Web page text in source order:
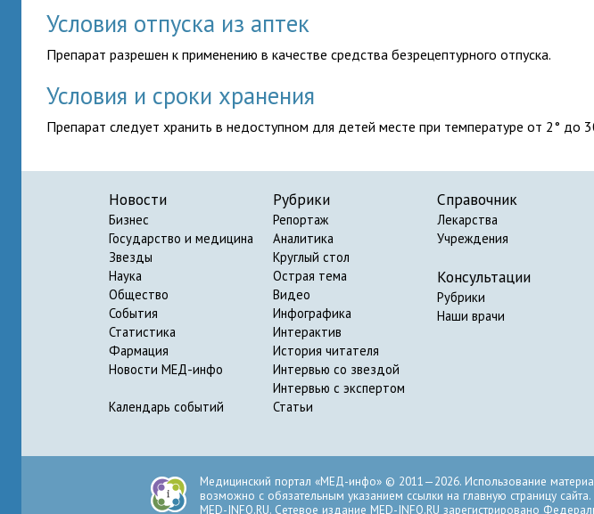
Условия отпуска из аптек
Препарат разрешен к применению в качестве средства безрецептурного отпуска.
Условия и сроки хранения
Препарат следует хранить в недоступном для детей месте при температуре от 2° до
Новости
Бизнес
Государство и медицина
Звезды
Наука
Общество
События
Статистика
Фармация
Новости МЕД-инфо
Календарь событий
Рубрики
Репортаж
Аналитика
Круглый стол
Острая тема
Видео
Инфографика
Интерактив
История читателя
Интервью со звездой
Интервью с экспертом
Статьи
Справочник
Лекарства
Учреждения
Консультации
Рубрики
Наши врачи
Медицинский портал «МЕД-инфо» © 2011—2026. Использование
возможно с обязательным указанием ссылки на главную страницу сайта.
MED-INFO.RU. Сетевое издание MED-INFO.RU зарегистрировано